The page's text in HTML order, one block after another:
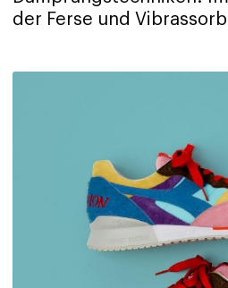
der Ferse und